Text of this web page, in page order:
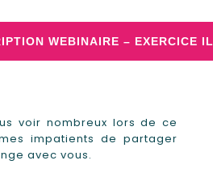
WEBINAIRE – EXERCICE
voir nombreux lors de ce
impatients de partager
avec vous.